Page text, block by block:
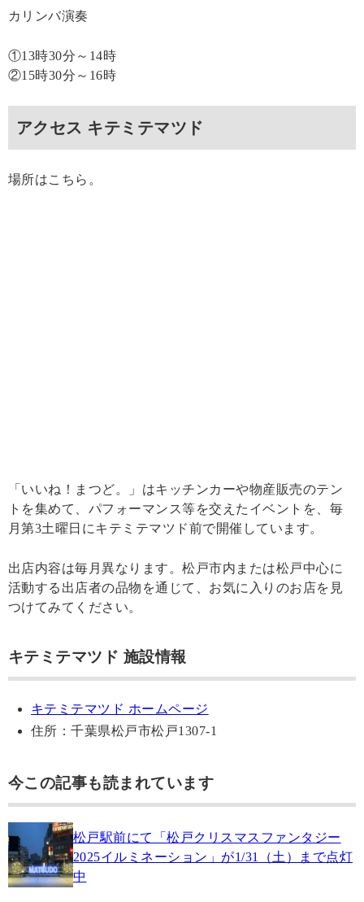
カリンバ演奏
①13時30分～14時
②15時30分～16時
アクセス キテミテマツド
場所はこちら。
「いいね！まつど。」はキッチンカーや物産販売のテン
トを集めて、パフォーマンス等を交えたイベントを、毎
月第3土曜日にキテミテマツド前で開催しています。
出店内容は毎月異なります。松戸市内または松戸中心に
活動する出店者の品物を通じて、お気に入りのお店を見
つけてみてください。
キテミテマツド 施設情報
キテミテマツド ホームページ
住所：千葉県松戸市松戸1307-1
今この記事も読まれています
松戸駅前にて「松戸クリスマスファンタジー
2025イルミネーション」が1/31（土）まで点灯
中